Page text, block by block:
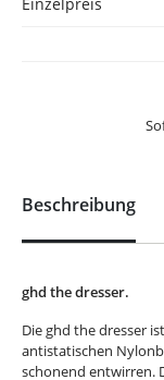
Beschreibung
ghd the dresser.
Die ghd the dresser
antistatischen
schonend entwirren.